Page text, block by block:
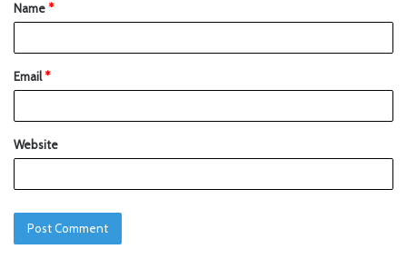
Name*
Email*
Website